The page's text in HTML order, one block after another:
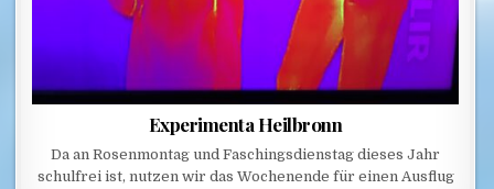
Experimenta Heilbronn
Da an Rosenmontag und Faschingsdienstag dieses Jahr
schulfrei ist, nutzen wir das Wochenende für einen Ausflug